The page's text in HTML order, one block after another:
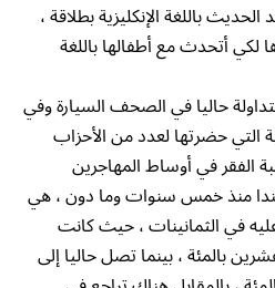
باللغة الإنكليزية بطلاقة ،
لكي أتحدث مع أطفالها باللغة
حاليا في الصحف السيارة وفي
التي حضرتها لعدد من الأحزاب
الفقر في أوساط المهاجرين
منذ خمس سنوات وما دون ، هي
في الثمانينات ، حيث كانت
بالمئة ، بينما تصل حاليا إلى